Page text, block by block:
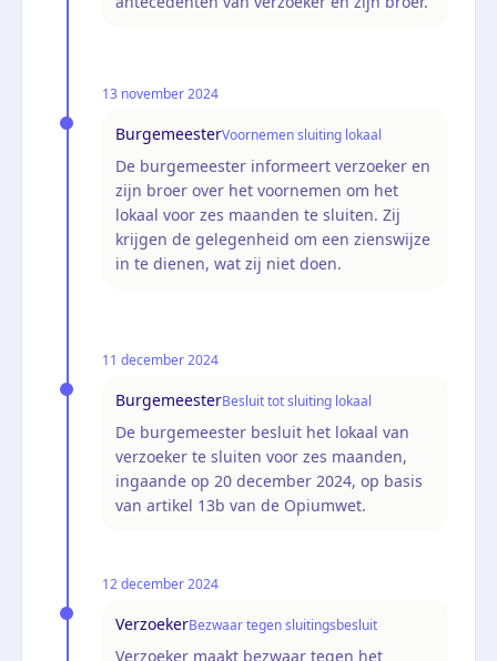
13 november 2024
BurgemeesterVoornemen sluiting lokaal
De burgemeester informeert verzoeker en
zijn broer over het voornemen om het
lokaal voor zes maanden te sluiten. Zij
krijgen de gelegenheid om een zienswijze
in te dienen, wat zij niet doen.
11 december 2024
BurgemeesterBesluit tot sluiting lokaal
De burgemeester besluit het lokaal van
verzoeker te sluiten voor zes maanden,
ingaande op 20 december 2024, op basis
van artikel 13b van de Opiumwet.
12 december 2024
VerzoekerBezwaar tegen sluitingsbesluit
Verzoeker maakt bezwaar tegen het